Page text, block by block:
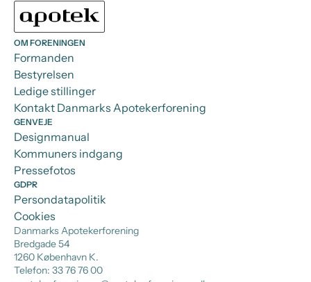
Danmarks Apotekerforening
Bredgade 54
1260 København K.
Telefon: 33 76 76 00
OM FORENINGEN
Formanden
Bestyrelsen
Ledige stillinger
Kontakt Danmarks Apotekerforening
GENVEJE
Designmanual
Kommuners indgang
Pressefotos
GDPR
Persondatapolitik
Cookies